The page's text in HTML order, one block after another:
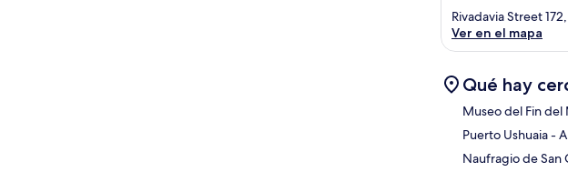
Rivadavia Street
Ver en el mapa
Qué hay
Museo del Fin del
Puerto Ushuaia-
Naufragio de San